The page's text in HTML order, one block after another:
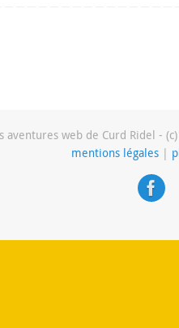
aventures web de Curd Ridel -
mentions légales |